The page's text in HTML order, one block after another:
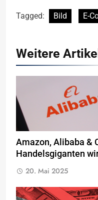
Tagged: Bild E-
Weitere Artikel
Amazon, Alibaba &
Handelsgiganten
20. Mai 2025